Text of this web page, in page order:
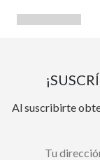
Al suscribirte